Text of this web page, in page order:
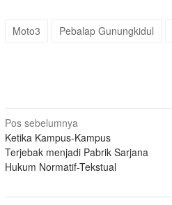
Moto3 Pebalap Gunungkidul
Navigasi
pos
Pos sebelumnya
Ketika Kampus-Kampus
Terjebak menjadi Pabrik Sarjana
Hukum Normatif-Tekstual